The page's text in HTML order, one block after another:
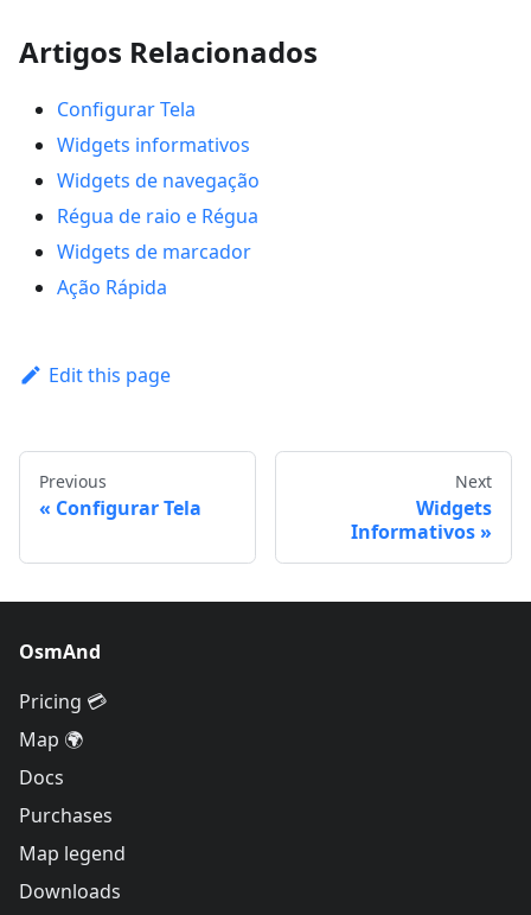
Artigos Relacionados
Configurar Tela
Widgets informativos
Widgets de navegação
Régua de raio e Régua
Widgets de marcador
Ação Rápida
Edit this page
Previous
Configurar Tela
Next
Widgets
Informativos
OsmAnd
Pricing 💳
Map 🌍
Docs
Purchases
Map legend
Downloads